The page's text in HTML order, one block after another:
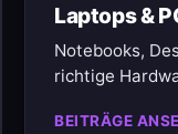
Laptops &
Notebooks,
richtige
BEITRÄGE